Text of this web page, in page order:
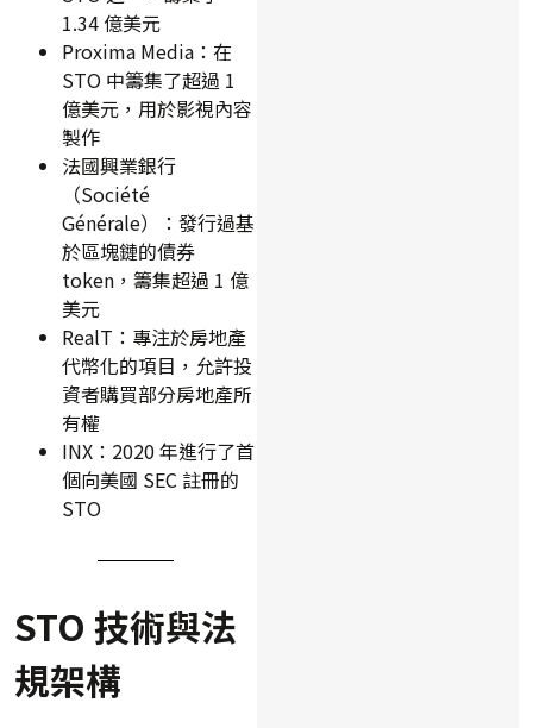
1.34 億美元
Proxima Media：在
STO 中籌集了超過 1
億美元，用於影視內容
製作
法國興業銀行
（Société
Générale）：發行過基
於區塊鏈的債券
token，籌集超過 1 億
美元
RealT：專注於房地產
代幣化的項目，允許投
資者購買部分房地產所
有權
INX：2020 年進行了首
個向美國 SEC 註冊的
STO
STO 技術與法
規架構